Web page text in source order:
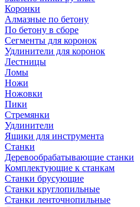
Коронки
Алмазные по бетону
По бетону в сборе
Сегменты для коронок
Удлинители для коронок
Лестницы
Ломы
Ножи
Ножовки
Пики
Стремянки
Удлинители
Ящики для инструмента
Станки
Деревообрабатывающие станки
Комплектующие к станкам
Станки брусующие
Станки круглопильные
Станки ленточнопильные